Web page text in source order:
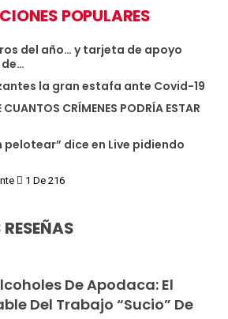
POPULARES
del año… y tarjeta de apoyo
la gran estafa ante Covid-19
CUANTOS CRÍMENES PODRÍA ESTAR
pelotear” dice en Live pidiendo
1 De 216
De Apodaca: El
Del Trabajo “sucio” De